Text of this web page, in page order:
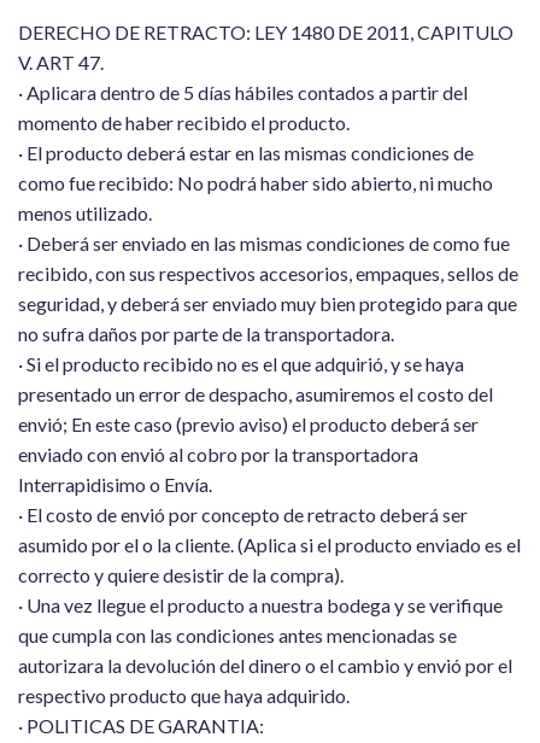
DERECHO DE RETRACTO: LEY 1480 DE 2011, CAPITULO
V. ART 47.
· Aplicara dentro de 5 días hábiles contados a partir del
momento de haber recibido el producto.
· El producto deberá estar en las mismas condiciones de
como fue recibido: No podrá haber sido abierto, ni mucho
menos utilizado.
· Deberá ser enviado en las mismas condiciones de como fue
recibido, con sus respectivos accesorios, empaques, sellos de
seguridad, y deberá ser enviado muy bien protegido para que
no sufra daños por parte de la transportadora.
· Si el producto recibido no es el que adquirió, y se haya
presentado un error de despacho, asumiremos el costo del
envió; En este caso (previo aviso) el producto deberá ser
enviado con envió al cobro por la transportadora
Interrapidisimo o Envía.
· El costo de envió por concepto de retracto deberá ser
asumido por el o la cliente. (Aplica si el producto enviado es el
correcto y quiere desistir de la compra).
· Una vez llegue el producto a nuestra bodega y se verifique
que cumpla con las condiciones antes mencionadas se
autorizara la devolución del dinero o el cambio y envió por el
respectivo producto que haya adquirido.
· POLITICAS DE GARANTIA: